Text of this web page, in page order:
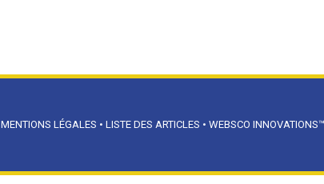
MENTIONS LÉGALES • LISTE DES ARTICLES • WEBSCO INNOVATIONS™